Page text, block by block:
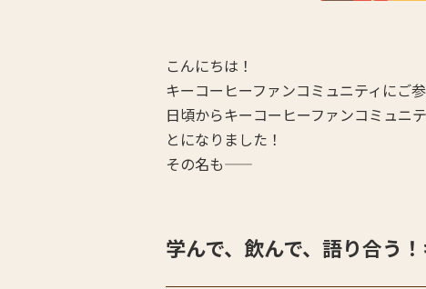
こんにちは！
キーコーヒーファンコミュニティにご
日頃からキーコーヒーファンコミュニ
とになりました！
その名も――
学んで、飲んで、語り合う